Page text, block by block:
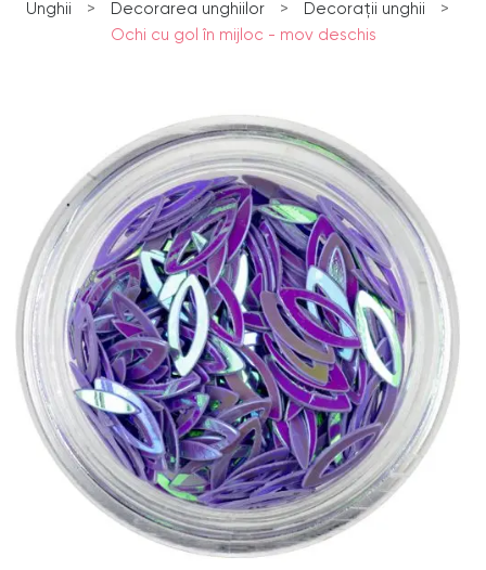
Unghii > Decorarea unghiilor > Decorații unghii
>
Ochi cu gol în mijloc - mov deschis